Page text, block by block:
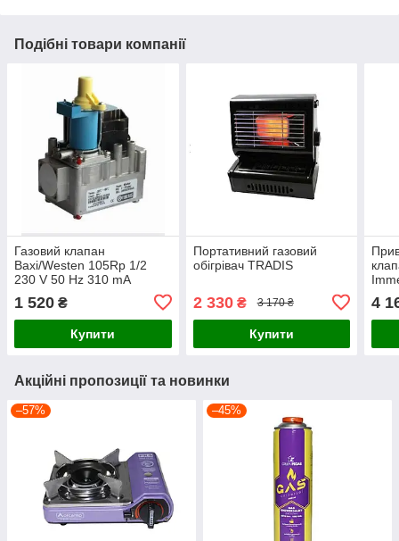
Подібні товари компанії
Газовий клапан
Baxi/Westen 105Rp 1/2
230 V 50 Hz 310 mA
1 520 ₴
Купити
Портативний газовий
обігрівач TRADIS
2 330₴ 3 170 ₴
Купити
4
Акційні пропозиції та новинки
–57% –45%